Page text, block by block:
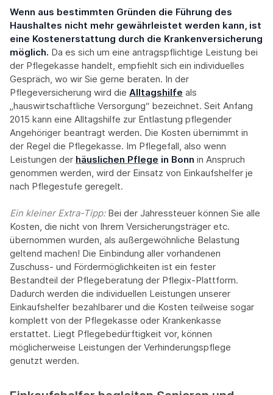
Wenn aus bestimmten Gründen die Führung des
Haushaltes nicht mehr gewährleistet werden kann, ist
eine Kostenerstattung durch die Krankenversicherung
möglich. Da es sich um eine antragspflichtige Leistung bei
der Pflegekasse handelt, empfiehlt sich ein individuelles
Gespräch, wo wir Sie gerne beraten. In der
Pflegeversicherung wird die Alltagshilfe als
„hauswirtschaftliche Versorgung“ bezeichnet. Seit Anfang
2015 kann eine Alltagshilfe zur Entlastung pflegender
Angehöriger beantragt werden. Die Kosten übernimmt in
der Regel die Pflegekasse. Im Pflegefall, also wenn
Leistungen der häuslichen Pflege in Bonn in Anspruch
genommen werden, wird der Einsatz von Einkaufshelfer je
nach Pflegestufe geregelt.
Ein kleiner Extra-Tipp:‍ Bei der Jahressteuer können Sie alle
Kosten, die nicht von Ihrem Versicherungsträger etc.
übernommen wurden, als außergewöhnliche Belastung
geltend machen! Die Einbindung aller vorhandenen
Zuschuss- und Fördermöglichkeiten ist ein fester
Bestandteil der Pflegeberatung der Pflegix-Plattform.
Dadurch werden die individuellen Leistungen unserer
Einkaufshelfer bezahlbarer und die Kosten teilweise sogar
komplett von der Pflegekasse oder Krankenkasse
erstattet. Liegt Pflegebedürftigkeit vor, können
möglicherweise Leistungen der Verhinderungspflege
genutzt werden.